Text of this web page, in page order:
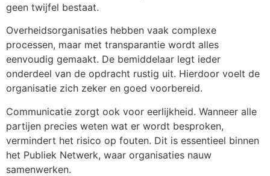
geen twijfel bestaat.
Overheidsorganisaties hebben vaak complexe
processen, maar met transparantie wordt alles
eenvoudig gemaakt. De bemiddelaar legt ieder
onderdeel van de opdracht rustig uit. Hierdoor voelt de
organisatie zich zeker en goed voorbereid.
Communicatie zorgt ook voor eerlijkheid. Wanneer alle
partijen precies weten wat er wordt besproken,
vermindert het risico op fouten. Dit is essentieel binnen
het Publiek Netwerk, waar organisaties nauw
samenwerken.